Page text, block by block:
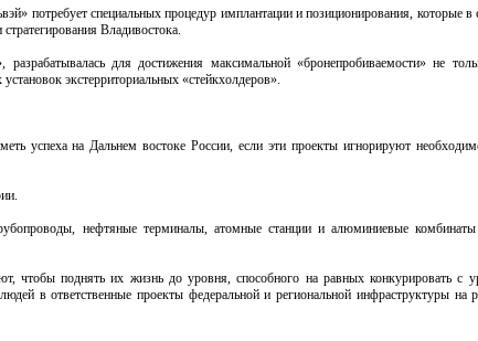
потребует специальных процедур имплантации и позиционирования, которые
Владивостока.
для достижения максимальной «бронепробиваемости» не
экстерриториальных «стейкхолдеров».
успеха на Дальнем востоке России, если эти проекты игнорируют
нефтяные терминалы, атомные станции и алюминиевые комбинаты
поднять их жизнь до уровня, способного на равных конкурировать с
в ответственные проекты федеральной и региональной инфраструктуры на